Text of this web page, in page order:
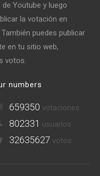
Youtube y luego
la votación en
puedes publicar
en tu sitio web,
votos.
numbers
659350 votaciones
802331 usuarios
32635627 votos